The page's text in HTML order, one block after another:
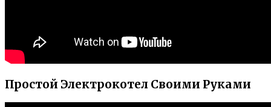
Простой Электрокотел Своими Руками